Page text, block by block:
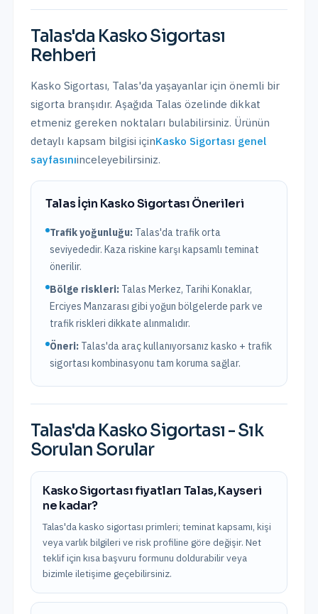
Talas'da Kasko Sigortası
Rehberi
Kasko Sigortası, Talas'da yaşayanlar için önemli bir
sigorta branşıdır. Aşağıda Talas özelinde dikkat
etmeniz gereken noktaları bulabilirsiniz. Ürünün
detaylı kapsam bilgisi içinKasko Sigortası genel
sayfasınıinceleyebilirsiniz.
Talasİçin Kasko SigortasıÖnerileri
Trafik yoğunluğu: Talas'da trafikorta
seviyededir. Kaza riskine karşı kapsamlı teminat
önerilir.
Bölge riskleri: Talas Merkez, Tarihi Konaklar,
Erciyes Manzarası gibi yoğun bölgelerde park ve
trafik riskleri dikkate alınmalıdır.
Öneri: Talas'da araç kullanıyorsanız kasko + trafik
sigortası kombinasyonu tam koruma sağlar.
Talas'da Kasko Sigortası - Sık
Sorulan Sorular
Kasko Sigortası fiyatları Talas, Kayseri
ne kadar?
Talas'da kasko sigortası primleri; teminat kapsamı, kişi
veya varlık bilgileri ve risk profiline göre değişir. Net
teklif için kısa başvuru formunu doldurabilir veya
bizimle iletişime geçebilirsiniz.